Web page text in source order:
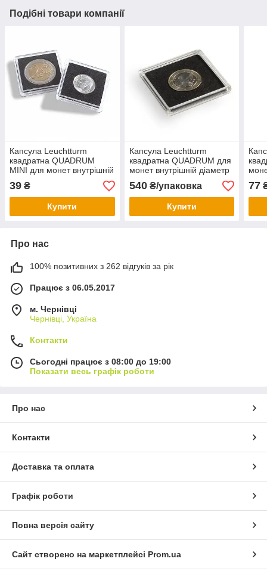
Подібні товари компанії
Капсула Leuchtturm
квадратна QUADRUM
MINI для монет внутрішній
діаметр 27 мм.
39 ₴
Купити
Капсула Leuchtturm
квадратна QUADRUM для
монет внутрішній діаметр
21мм.
540₴/упаковка
Купити
77
Про нас
100% позитивних з 262 відгуків за рік
Працює з 06.05.2017
м. Чернівці
Чернівці, Україна
Контакти
Сьогодні працює з 08:00 до 19:00
Показати весь графік роботи
Про нас
Контакти
Доставка та оплата
Графік роботи
Повна версія сайту
Сайт створено на маркетплейсі Prom.ua